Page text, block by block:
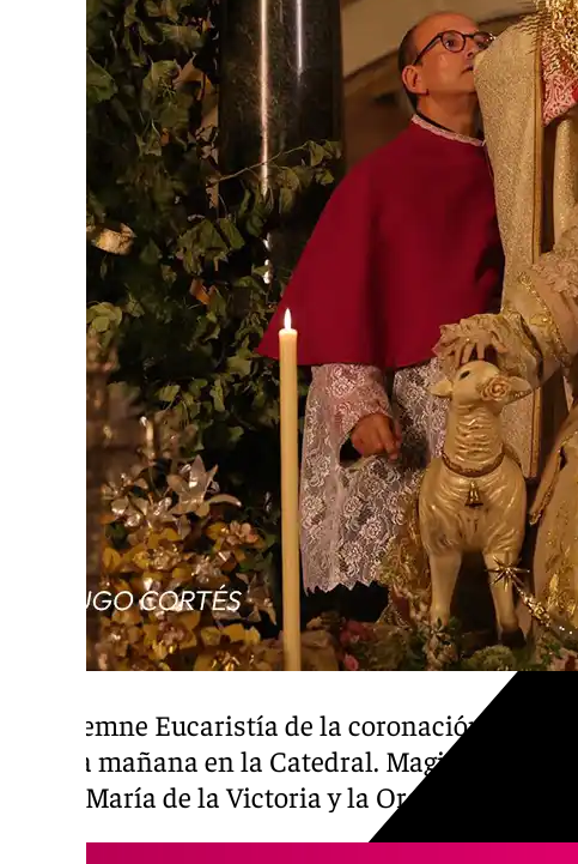
La solemne Eucaristía de la coronación
misma mañana en la Catedral. Magistral la
Santa María de la Victoria y la Orquesta